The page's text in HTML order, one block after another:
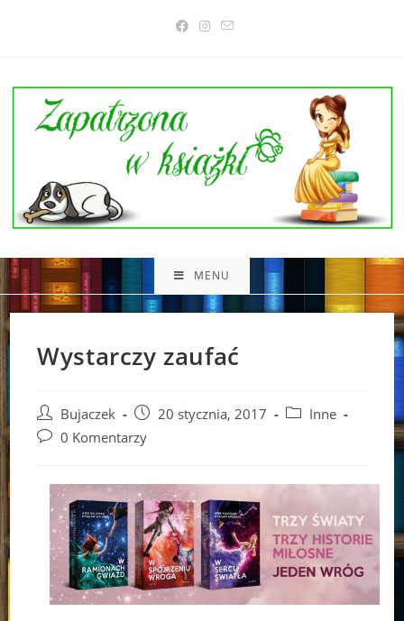
MENU
Wystarczy zaufać
Post
author:
Bujaczek
Post
published:
20 stycznia, 2017
PostInne
Post0 Komentarzy